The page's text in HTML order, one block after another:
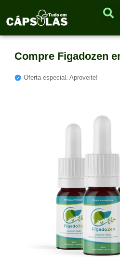
Compre Figadozen
Oferta especial. Aproveite!